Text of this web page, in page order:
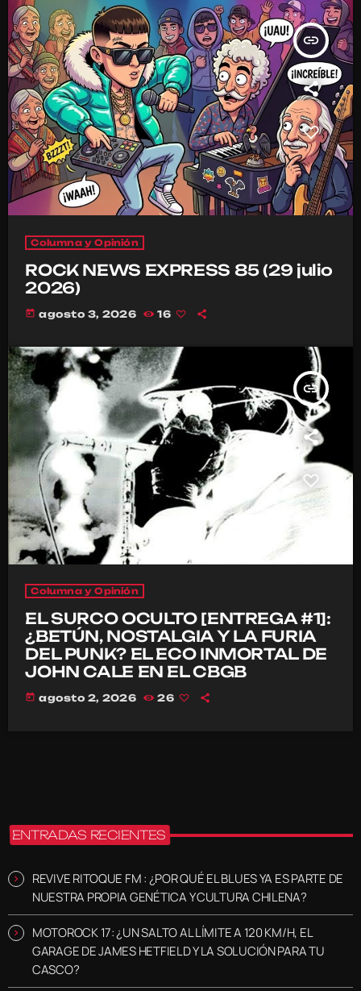
insert_link
Columna y Opinión
ROCK NEWS EXPRESS 85 (29 julio
2026)
today agosto 3, 2026 16
insert_link
Columna y Opinión
EL SURCO OCULTO [ENTREGA #1]:
¿BETÚN, NOSTALGIA Y LA FURIA
DEL PUNK? EL ECO INMORTAL DE
JOHN CALE EN EL CBGB
today agosto 2, 2026 26
ENTRADAS RECIENTES
REVIVE RITOQUE FM : ¿POR QUÉ EL BLUES YA ES PARTE DE
NUESTRA PROPIA GENÉTICA Y CULTURA CHILENA?
MOTOROCK 17: ¿UN SALTO AL LÍMITE A 120 KM/H, EL
GARAGE DE JAMES HETFIELD Y LA SOLUCIÓN PARA TU
CASCO?